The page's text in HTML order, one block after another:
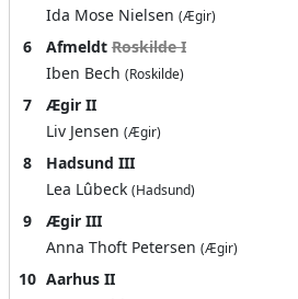
Ida Mose Nielsen (Ægir)
6 AfmeldtRoskilde I
Iben Bech (Roskilde)
7
Ægir II
Liv Jensen (Ægir)
8
Hadsund III
Lea Lûbeck (Hadsund)
9
Ægir III
Anna Thoft Petersen (Ægir)
10 Aarhus II